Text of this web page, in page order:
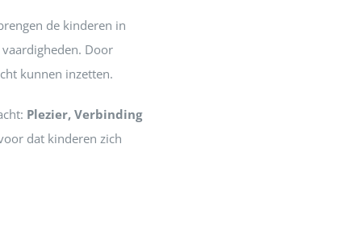
de kinderen in
Door
kunnen inzetten.
Plezier, Verbinding
dat kinderen zich